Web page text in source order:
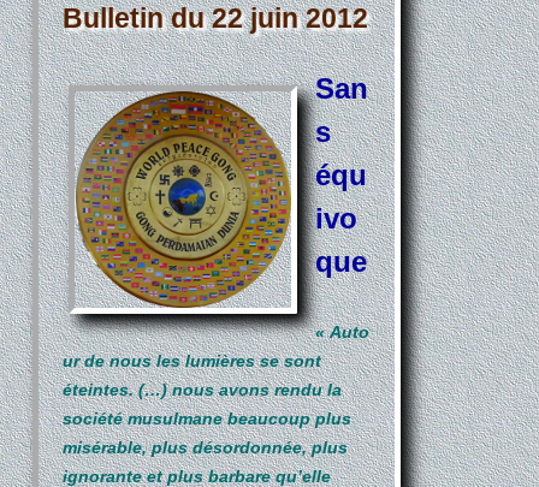
Bulletin du 22 juin 2012
San
s
équ
ivo
que
« Auto
ur de nous les lumières se sont
éteintes. (…) nous avons rendu la
société musulmane beaucoup plus
misérable, plus désordonnée, plus
ignorante et plus barbare qu’elle